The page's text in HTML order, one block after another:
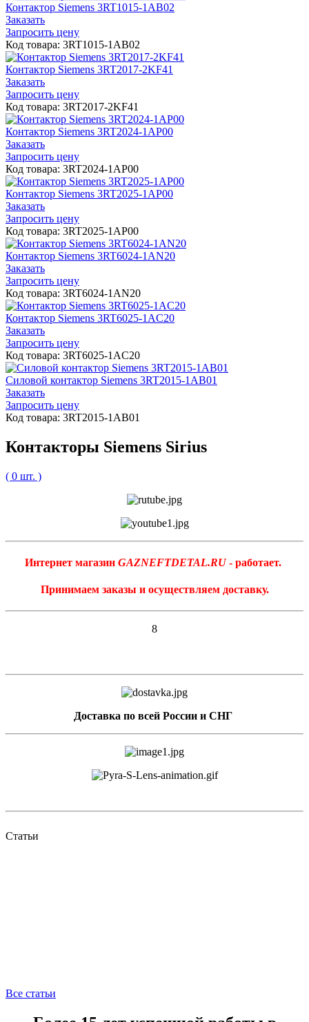
Контактор Siemens 3RT1015-1AB02
Заказать
Запросить цену
Код товара: 3RT1015-1AB02
Контактор Siemens 3RT2017-2KF41
Заказать
Запросить цену
Код товара: 3RT2017-2KF41
Контактор Siemens 3RT2024-1AP00
Заказать
Запросить цену
Код товара: 3RT2024-1AP00
Контактор Siemens 3RT2025-1AP00
Заказать
Запросить цену
Код товара: 3RT2025-1AP00
Контактор Siemens 3RT6024-1AN20
Заказать
Запросить цену
Код товара: 3RT6024-1AN20
Контактор Siemens 3RT6025-1AC20
Заказать
Запросить цену
Код товара: 3RT6025-1AC20
Cиловой контактор Siemens 3RT2015-1AB01
Заказать
Запросить цену
Код товара: 3RT2015-1AB01
Контакторы Siemens Sirius
( 0 шт. )
Интернет магазин GAZNEFTDETAL.RU- работает.
Принимаем заказы и осуществляем доставку.
8
Доставка по всей России и СНГ
Статьи
Все статьи